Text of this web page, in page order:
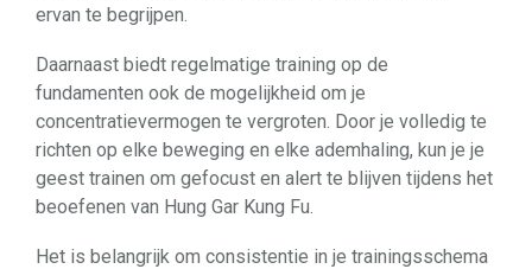
ervan te begrijpen.
Daarnaast biedt regelmatige training op de
fundamenten ook de mogelijkheid om je
concentratievermogen te vergroten. Door je volledig te
richten op elke beweging en elke ademhaling, kun je je
geest trainen om gefocust en alert te blijven tijdens het
beoefenen van Hung Gar Kung Fu.
Het is belangrijk om consistentie in je trainingsschema